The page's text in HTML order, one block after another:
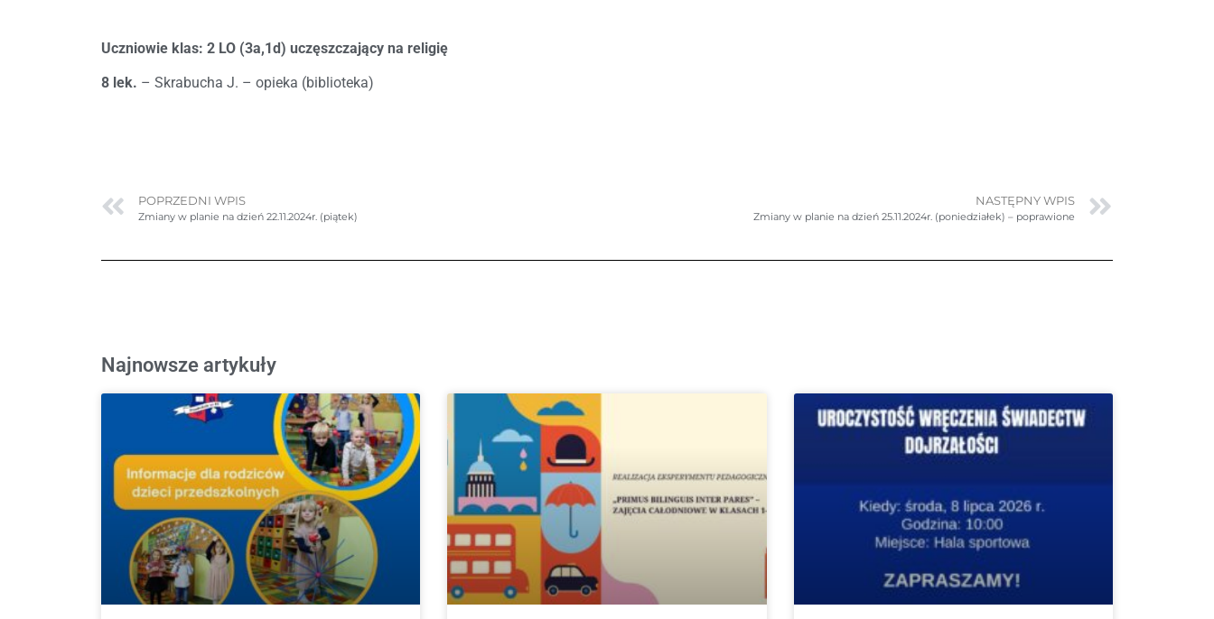
Uczniowie klas: 2 LO (3a,1d) uczęszczający na religię
8 lek. – Skrabucha J. – opieka (biblioteka)
POPRZEDNI WPIS
Zmiany w planie na dzień 22.11.2024r. (piątek)
NASTĘPNY WPIS
Zmiany w planie na dzień 25.11.2024r. (poniedziałek) – poprawione
Najnowsze artykuły